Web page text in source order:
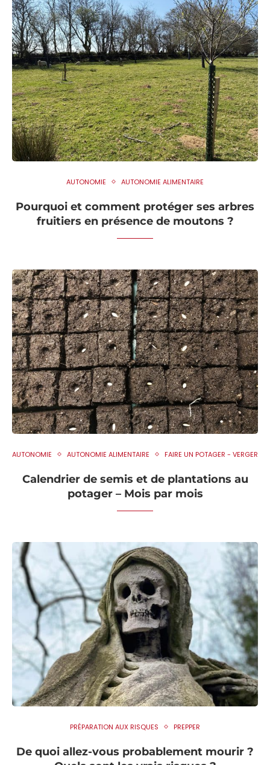
AUTONOMIE AUTONOMIE ALIMENTAIRE
Pourquoi et comment protéger ses arbres
fruitiers en présence de moutons ?
AUTONOMIE AUTONOMIE ALIMENTAIRE FAIRE UN POTAGER - VERGER
Calendrier de semis et de plantations au
potager – Mois par mois
PRÉPARATION AUX RISQUES PREPPER
De quoi allez-vous probablement mourir ?